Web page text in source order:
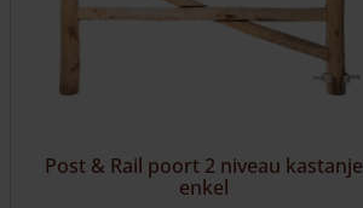
Post & Rail poort 2 niveau kastanje
enkel